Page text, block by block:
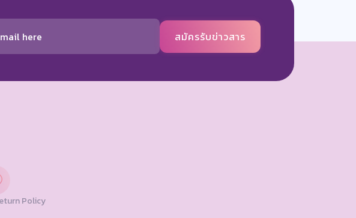
สมัครรับข่าวสาร
Policy